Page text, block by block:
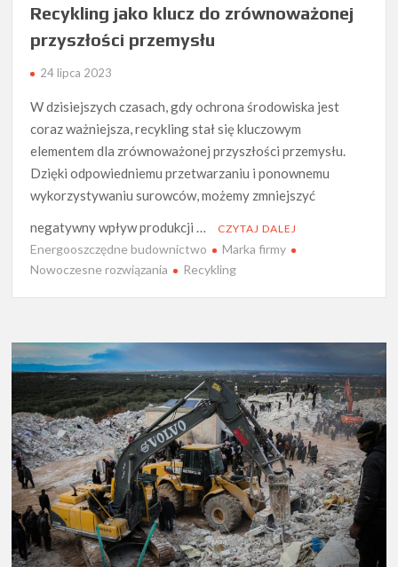
Recykling jako klucz do zrównoważonej
przyszłości przemysłu
24 lipca 2023
W dzisiejszych czasach, gdy ochrona środowiska jest
coraz ważniejsza, recykling stał się kluczowym
elementem dla zrównoważonej przyszłości przemysłu.
Dzięki odpowiedniemu przetwarzaniu i ponownemu
wykorzystywaniu surowców, możemy zmniejszyć
negatywny wpływ produkcji …
CZYTAJ DALEJ
Energooszczędne budownictwo
Marka firmy
Nowoczesne rozwiązania
Recykling